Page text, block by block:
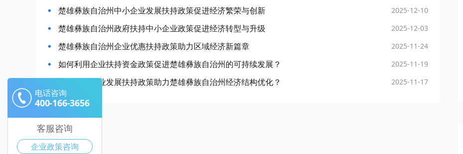
楚雄彝族自治州中小企业发展扶持政策促进经济繁荣与创新 2025-12-10
楚雄彝族自治州政府扶持中小企业政策促进经济转型与升级 2025-12-03
楚雄彝族自治州企业优惠扶持政策助力区域经济新篇章 2025-11-24
如何利用企业扶持资金政策促进楚雄彝族自治州的可持续发展？ 2025-11-19
怎样利用产业发展扶持政策助力楚雄彝族自治州经济结构优化？ 2025-11-17
电话咨询
400-166-3656
客服咨询
企业政策咨询